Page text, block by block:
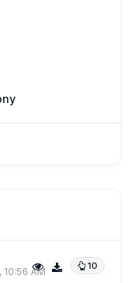
Matlalcuatzi
10
10:56 AM